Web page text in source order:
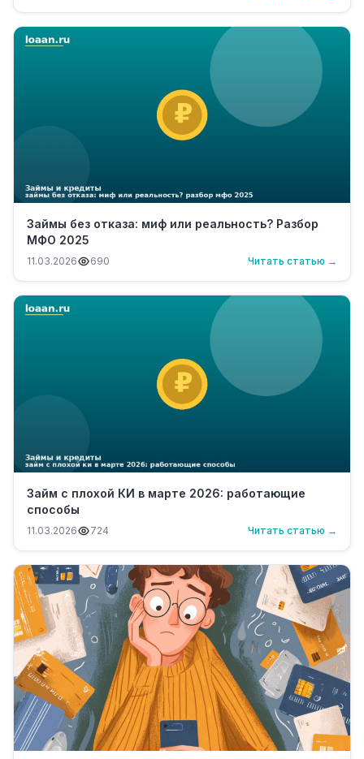
Займы без отказа: миф или реальность? Разбор
МФО 2025
11.03.2026 690 Читать статью →
Займ с плохой КИ в марте 2026: работающие
способы
11.03.2026 724 Читать статью →